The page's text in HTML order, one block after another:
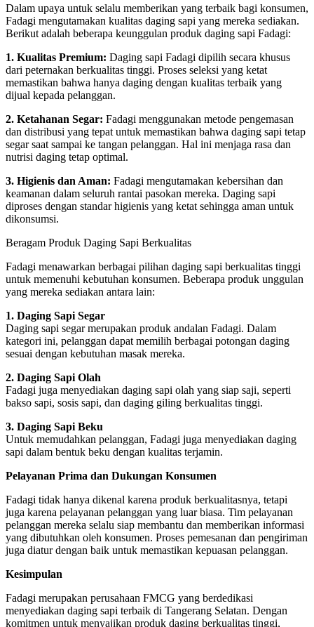
Dalam upaya untuk selalu memberikan yang terbaik bagi konsumen,
Fadagi mengutamakan kualitas daging sapi yang mereka sediakan.
Berikut adalah beberapa keunggulan produk daging sapi Fadagi:
1. Kualitas Premium: Daging sapi Fadagi dipilih secara khusus
dari peternakan berkualitas tinggi. Proses seleksi yang ketat
memastikan bahwa hanya daging dengan kualitas terbaik yang
dijual kepada pelanggan.
2. Ketahanan Segar: Fadagi menggunakan metode pengemasan
dan distribusi yang tepat untuk memastikan bahwa daging sapi tetap
segar saat sampai ke tangan pelanggan. Hal ini menjaga rasa dan
nutrisi daging tetap optimal.
3. Higienis dan Aman: Fadagi mengutamakan kebersihan dan
keamanan dalam seluruh rantai pasokan mereka. Daging sapi
diproses dengan standar higienis yang ketat sehingga aman untuk
dikonsumsi.
Beragam Produk Daging Sapi Berkualitas
Fadagi menawarkan berbagai pilihan daging sapi berkualitas tinggi
untuk memenuhi kebutuhan konsumen. Beberapa produk unggulan
yang mereka sediakan antara lain:
1. Daging Sapi Segar
Daging sapi segar merupakan produk andalan Fadagi. Dalam
kategori ini, pelanggan dapat memilih berbagai potongan daging
sesuai dengan kebutuhan masak mereka.
2. Daging Sapi Olah
Fadagi juga menyediakan daging sapi olah yang siap saji, seperti
bakso sapi, sosis sapi, dan daging giling berkualitas tinggi.
3. Daging Sapi Beku
Untuk memudahkan pelanggan, Fadagi juga menyediakan daging
sapi dalam bentuk beku dengan kualitas terjamin.
Pelayanan Prima dan Dukungan Konsumen
Fadagi tidak hanya dikenal karena produk berkualitasnya, tetapi
juga karena pelayanan pelanggan yang luar biasa. Tim pelayanan
pelanggan mereka selalu siap membantu dan memberikan informasi
yang dibutuhkan oleh konsumen. Proses pemesanan dan pengiriman
juga diatur dengan baik untuk memastikan kepuasan pelanggan.
Kesimpulan
Fadagi merupakan perusahaan FMCG yang berdedikasi
menyediakan daging sapi terbaik di Tangerang Selatan. Dengan
komitmen untuk menyajikan produk daging berkualitas tinggi,